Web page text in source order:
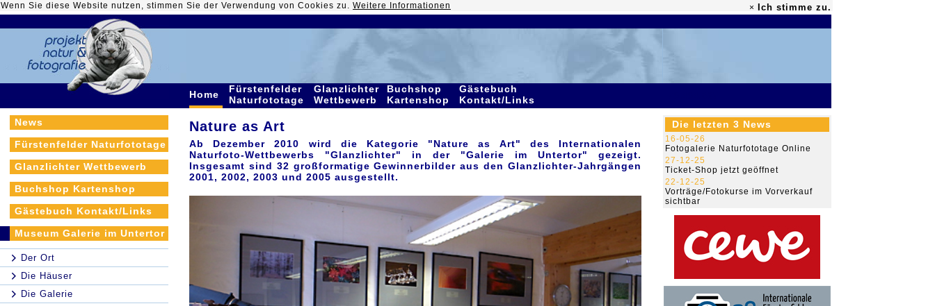
Wenn Sie diese Website nutzen, stimmen Sie der Verwendung von Cookies zu. Weitere Informationen × Ich stimme zu.
Home
Fürstenfelder
Naturfototage
Glanzlichter
Wettbewerb
Buchshop
Kartenshop
Gästebuch
Kontakt/Links
News
Fürstenfelder Naturfototage
Glanzlichter Wettbewerb
Buchshop Kartenshop
Gästebuch Kontakt/Links
Museum Galerie im Untertor
Der Ort
Die Häuser
Die Galerie
Nature as Art
Ab Dezember 2010 wird die Kategorie "Nature as Art" des Internationalen
Naturfoto-Wettbewerbs "Glanzlichter" in der "Galerie im Untertor" gezeigt.
Insgesamt sind 32 großformatige Gewinnerbilder aus den Glanzlichter-Jahrgängen
2001, 2002, 2003 und 2005 ausgestellt.
Die letzten 3 News
16-05-26
Fotogalerie Naturfototage Online
27-12-25
Ticket-Shop jetzt geöffnet
22-12-25
Vorträge/Fotokurse im Vorverkauf
sichtbar